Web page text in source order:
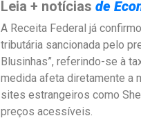
Leia + notícias de
A Receita Federal já
tributária sancionada pelo
Blusinhas”, referindo-se à
medida afeta diretamente a
sites estrangeiros como
preços acessíveis.